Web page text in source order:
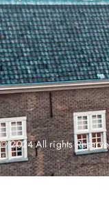
© 2024 All rights